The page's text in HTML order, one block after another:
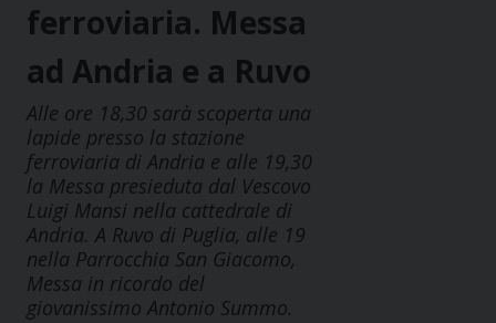
ferroviaria. Messa
ad Andria e a Ruvo
Alle ore 18,30 sarà scoperta una
lapide presso la stazione
ferroviaria di Andria e alle 19,30
la Messa presieduta dal Vescovo
Luigi Mansi nella cattedrale di
Andria. A Ruvo di Puglia, alle 19
nella Parrocchia San Giacomo,
Messa in ricordo del
giovanissimo Antonio Summo.